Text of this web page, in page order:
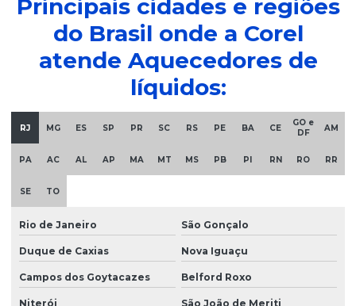
Resistência elétrica blindada
Resistência para estufa de eletrodo
Resistência para estufa de esterilização
Resistência para forno
Resistência para forno elétrico
Resistência para forno elétrico industrial em sp
Resistência de imersão
Resistência industrial
Principais cidades e regiões
do Brasil onde a Corel
atende Aquecedores de
líquidos:
RJ MG ES SP PR SC RS PE BA CE
GO e
DF
AM
PA AC AL AP MA MT MS PB PI RN RO RR
SE TO
Rio de Janeiro São Gonçalo
Duque de Caxias Nova Iguaçu
Campos dos Goytacazes Belford Roxo
Niterói São João de Meriti